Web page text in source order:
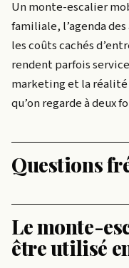
Un monte-escalier
familiale, l’agenda
les coûts cachés
rendent parfois
marketing et la réalité
qu’on regarde à deux
Questions
Le monte-
être utilisé